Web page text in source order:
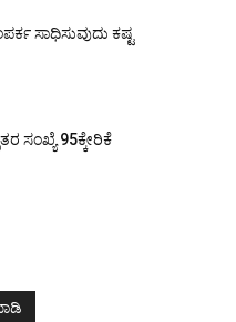
ಸಾಧಿಸುವುದು ಕಷ್ಟ
ಸಂಖ್ಯೆ 95ಕ್ಕೇರಿಕೆ